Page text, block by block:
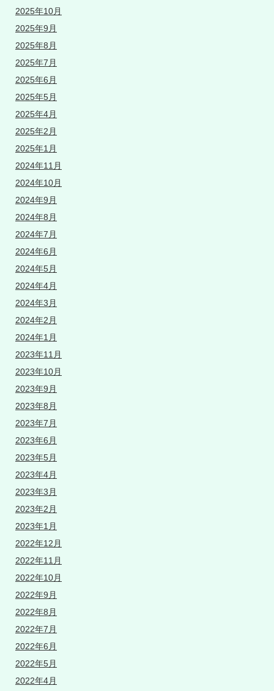
2025年10月
2025年9月
2025年8月
2025年7月
2025年6月
2025年5月
2025年4月
2025年2月
2025年1月
2024年11月
2024年10月
2024年9月
2024年8月
2024年7月
2024年6月
2024年5月
2024年4月
2024年3月
2024年2月
2024年1月
2023年11月
2023年10月
2023年9月
2023年8月
2023年7月
2023年6月
2023年5月
2023年4月
2023年3月
2023年2月
2023年1月
2022年12月
2022年11月
2022年10月
2022年9月
2022年8月
2022年7月
2022年6月
2022年5月
2022年4月